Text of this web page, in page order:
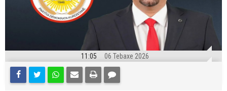
11:05 06 Tebaxe 2026